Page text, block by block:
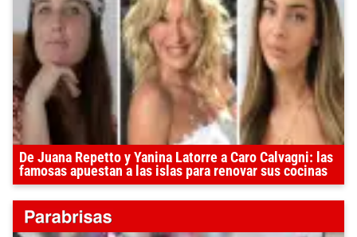
De Juana Repetto y Yanina Latorre a Caro Calvagni: las
famosas apuestan a las islas para renovar sus cocinas